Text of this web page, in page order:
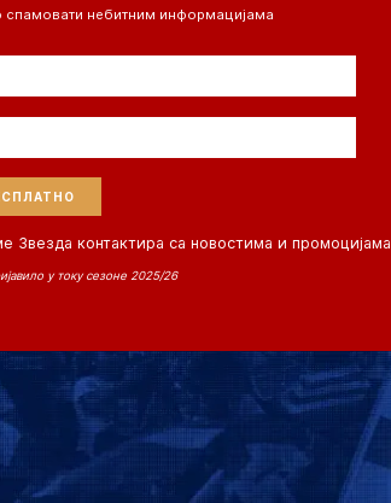
спамовати небитним информацијама
Звезда контактира са новостима и промоцијама
у току сезоне 2025/26